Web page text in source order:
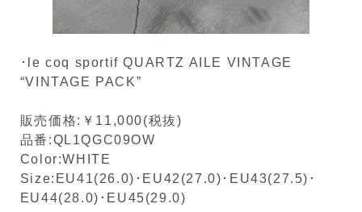
･le coq sportif QUARTZ AILE VINTAGE
“VINTAGE PACK”
販売価格:￥11,000(税抜)
品番:QL1QGC09OW
Color:WHITE
Size:EU41(26.0)･EU42(27.0)･EU43(27.5)･
EU44(28.0)･EU45(29.0)